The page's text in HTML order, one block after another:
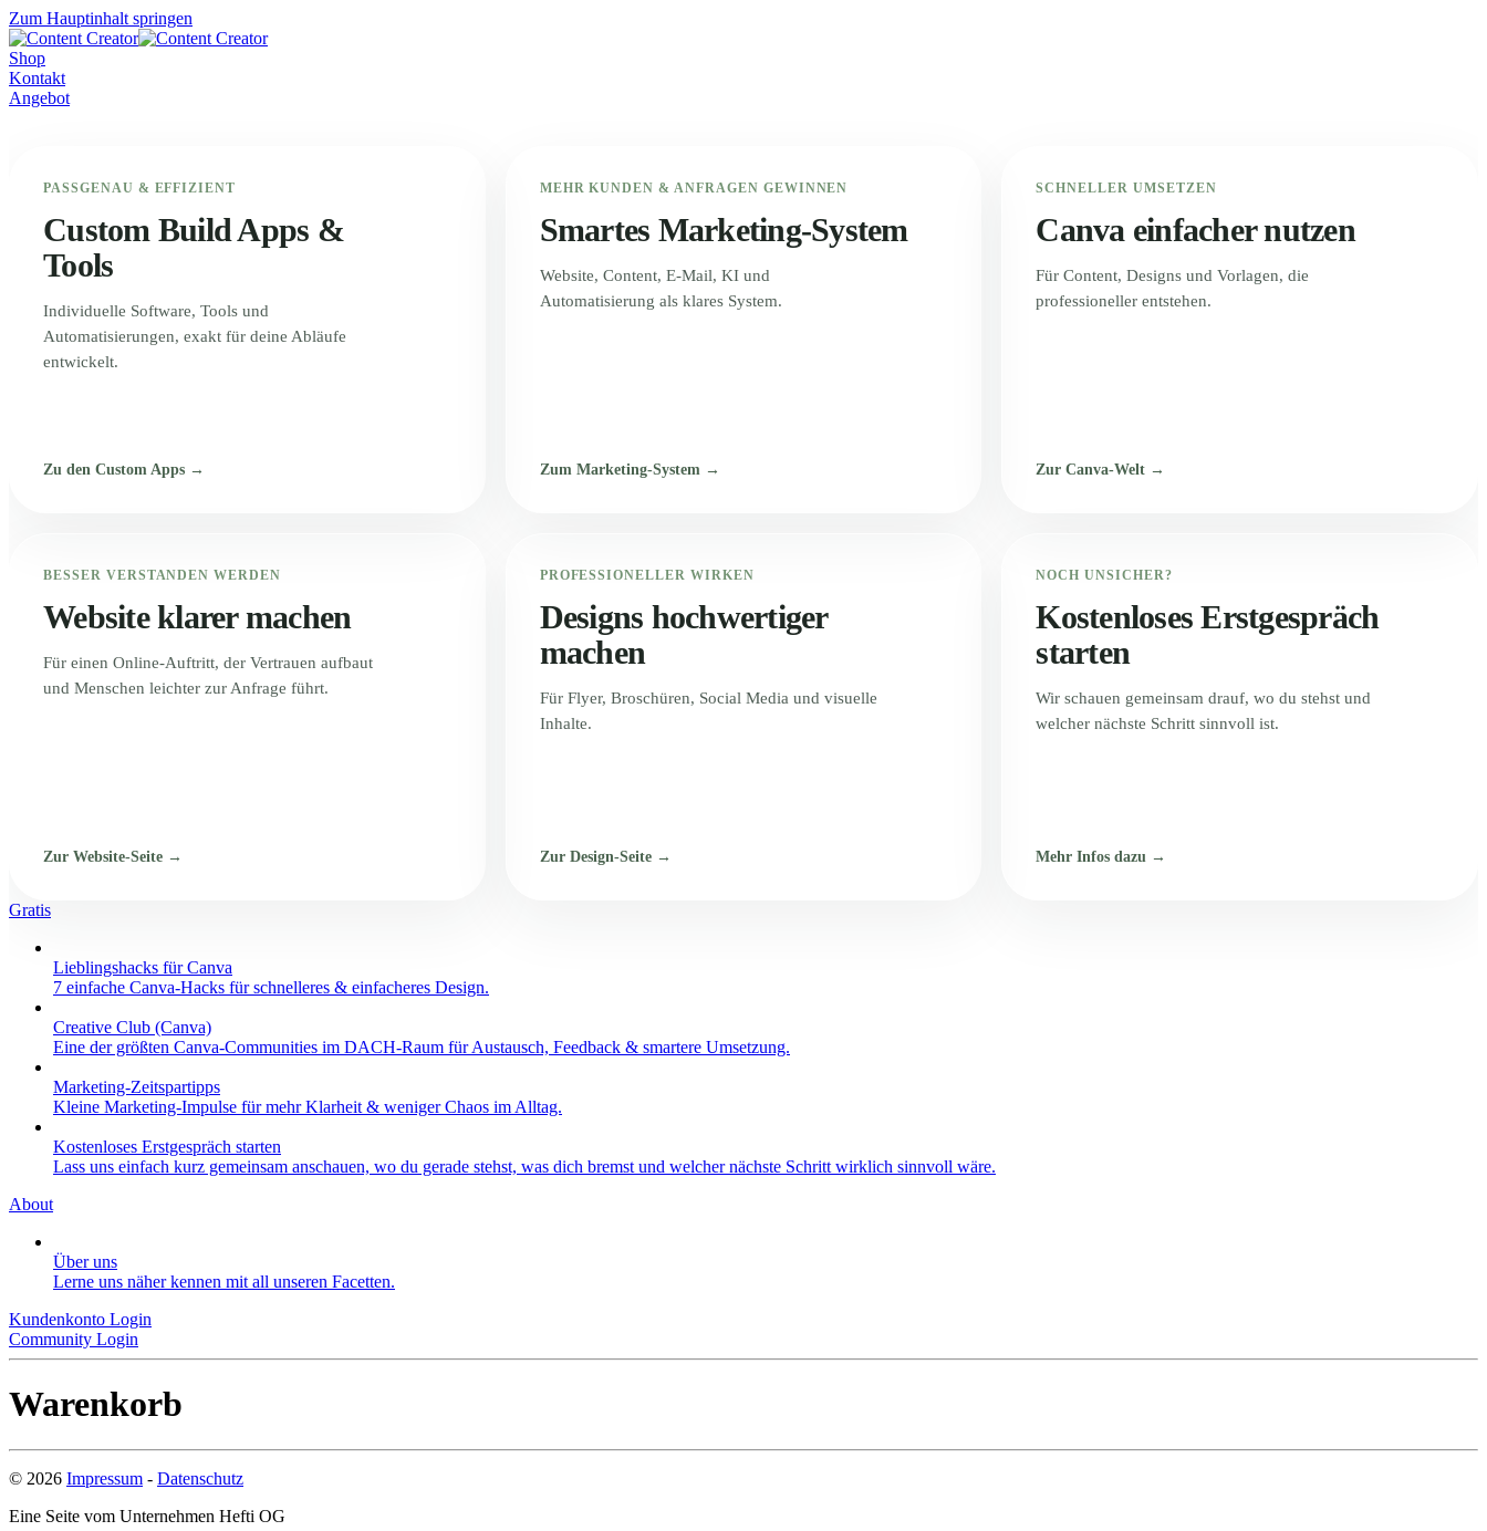
Zum Hauptinhalt springen
Shop
Kontakt
Angebot
PASSGENAU & EFFIZIENT
Custom Build Apps &
Tools
Individuelle Software, Tools und
Automatisierungen, exakt für deine Abläufe
entwickelt.
Zu den Custom Apps →
MEHR KUNDEN & ANFRAGEN GEWINNEN
Smartes Marketing-System
Website, Content, E-Mail, KI und
Automatisierung als klares System.
Zum Marketing-System →
SCHNELLER UMSETZEN
Canva einfacher nutzen
Für Content, Designs und Vorlagen, die
professioneller entstehen.
Zur Canva-Welt →
BESSER VERSTANDEN WERDEN
Website klarer machen
Für einen Online-Auftritt, der Vertrauen aufbaut
und Menschen leichter zur Anfrage führt.
Zur Website-Seite →
PROFESSIONELLER WIRKEN
Designs hochwertiger
machen
Für Flyer, Broschüren, Social Media und visuelle
Inhalte.
Zur Design-Seite →
NOCH UNSICHER?
Kostenloses Erstgespräch
starten
Wir schauen gemeinsam drauf, wo du stehst und
welcher nächste Schritt sinnvoll ist.
Mehr Infos dazu →
Gratis
Lieblingshacks für Canva
7 einfache Canva-Hacks für schnelleres & einfacheres Design.
Creative Club (Canva)
Eine der größten Canva-Communities im DACH-Raum für Austausch, Feedback & smartere Umsetzung.
Marketing-Zeitspartipps
Kleine Marketing-Impulse für mehr Klarheit & weniger Chaos im Alltag.
Kostenloses Erstgespräch starten
Lass uns einfach kurz gemeinsam anschauen, wo du gerade stehst, was dich bremst und welcher nächste Schritt wirklich sinnvoll wäre.
About
Über uns
Lerne uns näher kennen mit all unseren Facetten.
Kundenkonto Login
Community Login
Warenkorb
© 2026 Impressum - Datenschutz
Eine Seite vom Unternehmen Hefti OG